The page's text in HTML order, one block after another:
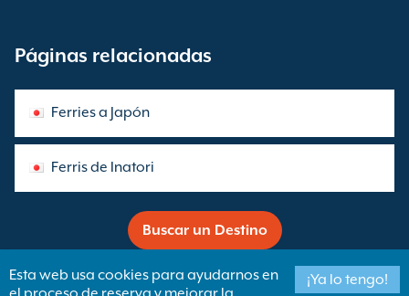
Páginas relacionadas
Ferries a Japón
Ferris de Inatori
Buscar un Destino
Esta web usa cookies para ayudarnos en
¡Ya lo tengo!